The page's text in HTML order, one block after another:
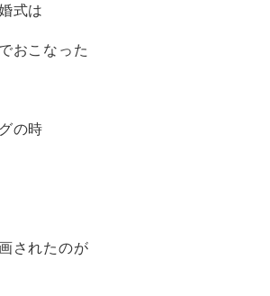
式は
おこなった
の時
されたのが